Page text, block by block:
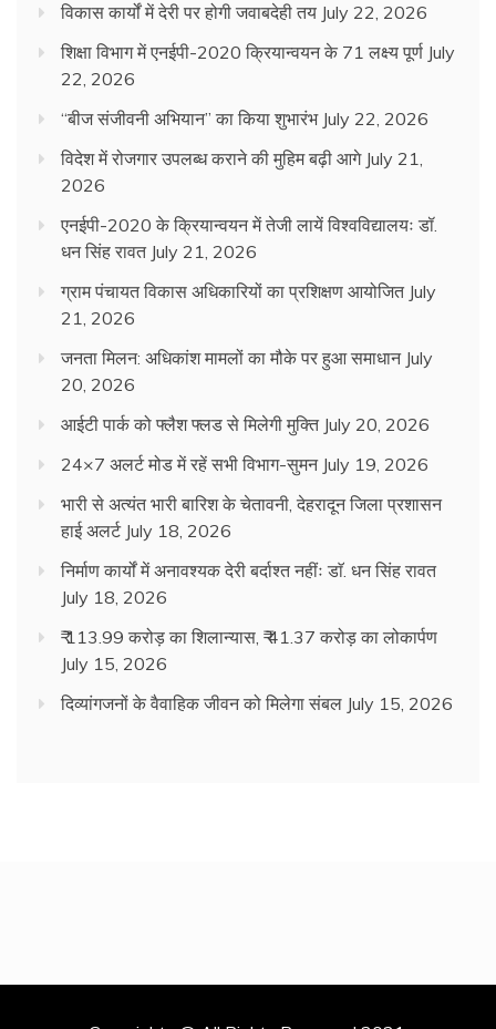
विकास कार्यों में देरी पर होगी जवाबदेही तय July 22, 2026
शिक्षा विभाग में एनईपी-2020 क्रियान्वयन के 71 लक्ष्य पूर्ण July
22, 2026
“बीज संजीवनी अभियान” का किया शुभारंभ July 22, 2026
विदेश में रोजगार उपलब्ध कराने की मुहिम बढ़ी आगे July 21,
2026
एनईपी-2020 के क्रियान्वयन में तेजी लायें विश्वविद्यालयः डॉ.
धन सिंह रावत July 21, 2026
ग्राम पंचायत विकास अधिकारियों का प्रशिक्षण आयोजित July
21, 2026
जनता मिलन: अधिकांश मामलों का मौके पर हुआ समाधान July
20, 2026
आईटी पार्क को फ्लैश फ्लड से मिलेगी मुक्ति July 20, 2026
24×7 अलर्ट मोड में रहें सभी विभाग-सुमन July 19, 2026
भारी से अत्यंत भारी बारिश के चेतावनी, देहरादून जिला प्रशासन
हाई अलर्ट July 18, 2026
निर्माण कार्यों में अनावश्यक देरी बर्दाश्त नहींः डाॅ. धन सिंह रावत
July 18, 2026
₹ 113.99 करोड़ का शिलान्यास, ₹ 41.37 करोड़ का लोकार्पण
July 15, 2026
दिव्यांगजनों के वैवाहिक जीवन को मिलेगा संबल July 15, 2026